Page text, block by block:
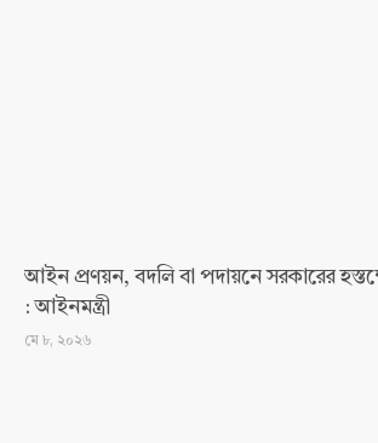
আইন প্রণয়ন, বদলি বা পদায়নে সরকারের
: আইনমন্ত্রী
মে ৮, ২০২৬